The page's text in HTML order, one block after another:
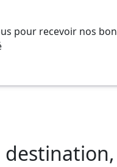
pour recevoir nos